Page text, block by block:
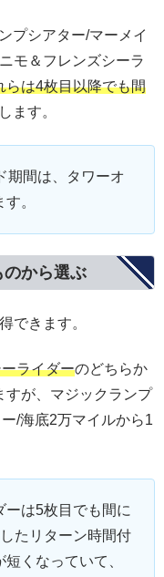
プシアター/マーメイ
モ＆フレンズシーラ
らは4枚目以降でも間
します。
期間は、タワーオ
。
から選ぶ
できます。
ライダーのどちらか
すが、マジックランプ
/海底2万マイルから1
ーは5枚目でも間に
たリターン時間付
くなっていて、